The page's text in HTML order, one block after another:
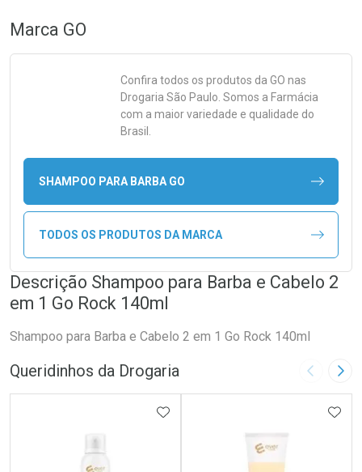
Marca GO
Confira todos os produtos da GO nas
Drogaria São Paulo. Somos a Farmácia
com a maior variedade e qualidade do
Brasil.
SHAMPOO PARA BARBA GO
TODOS OS PRODUTOS DA MARCA
Descrição Shampoo para Barba e Cabelo 2
em 1 Go Rock 140ml
Shampoo para Barba e Cabelo 2 em 1 Go Rock 140ml
Queridinhos da Drogaria Imagem
ADICIONAR AOS FAVORITOS